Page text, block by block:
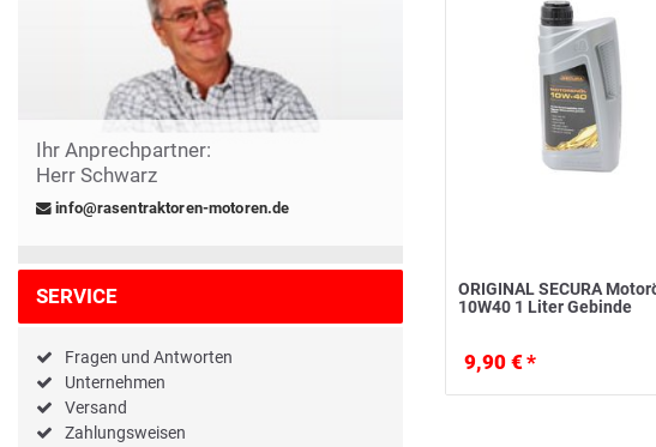
Ihr Anprechpartner:
Herr Schwarz
info@rasentraktoren-motoren.de
SERVICE
Fragen und Antworten
Unternehmen
Versand
Zahlungsweisen
ORIGINAL SECURA
10W40 1 Liter Gebinde
9,90 € *